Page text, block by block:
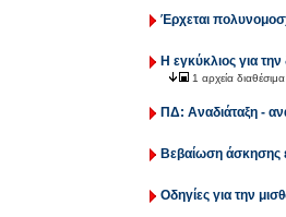
Έρχεται
Η εγκύκλιος για
1 αρχεία
ΠΔ: Αναδιάταξη -
Βεβαίωση άσκησης
Οδηγίες για την